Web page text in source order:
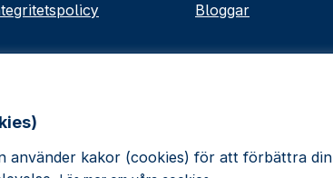
använder kakor (cookies) för att förbättra din
Bloggar